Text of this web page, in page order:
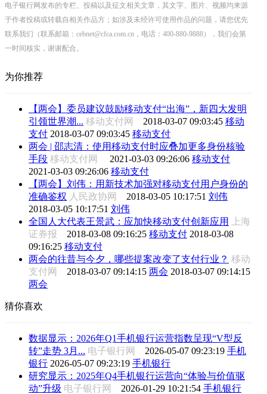
电子银行网发布的专栏、投稿以及征文相关文章，其文字、图片、视频均来源
于作者投稿或转载自相关作品方；如涉及未经许可使用作品的问题，请您优先
联系我们（联系邮箱：cebnet@cfca.com.cn，电话：400-880-9888），我们会第
一时间核实，谢谢配合。
为你推荐
【两会】委员建议鼓励移动支付“出海”，新四大发明
引领世界潮... 移动支付网 2018-03-07 09:03:45 移动
支付 2018-03-07 09:03:45 移动支付
两会 | 邵志清：使用移动支付时应叠加更多身份核验
手段 移动支付网 2021-03-03 09:26:06 移动支付
2021-03-03 09:26:06 移动支付
【两会】刘伟：用新技术加强对移动支付用户身份的
准确鉴权 人民政协网 2018-03-05 10:17:51 刘伟
2018-03-05 10:17:51 刘伟
全国人大代表王景武：应加快移动支付创新应用
上海
证券报 2018-03-08 09:16:25 移动支付 2018-03-08
09:16:25 移动支付
两会的往昔与今夕，哪些提案改变了支付行业？ 移动
支付网 2018-03-07 09:14:15 两会 2018-03-07 09:14:15
两会
猜你喜欢
数据显示：2026年Q1手机银行运营指数呈现“V型反
转”走势 3月... 电子银行网 2026-05-07 09:23:19 手机
银行 2026-05-07 09:23:19 手机银行
研究显示：2025年Q4手机银行运营向“体验与价值驱
动”升级 电子银行网 2026-01-29 10:21:54 手机银行